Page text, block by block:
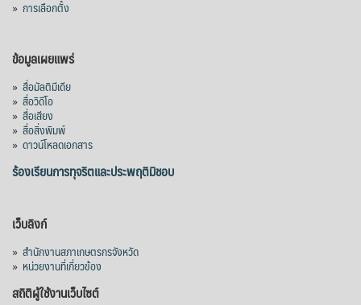
» การเลือกตั้ง
ข้อมูลเผยแพร่
» สื่อมัลติมีเดีย
» สื่อวิดีโอ
» สื่อเสียง
» สื่อสิ่งพิมพ์
» ดาวน์โหลดเอกสาร
ร้องเรียนการทุจริตและประพฤติมิชอบ
เว็บลิงก์
» สำนักงานสภาเกษตรกรจังหวัด
» หน่วยงานที่เกี่ยวข้อง
สถิติผู้ใช้งานเว็บไซต์